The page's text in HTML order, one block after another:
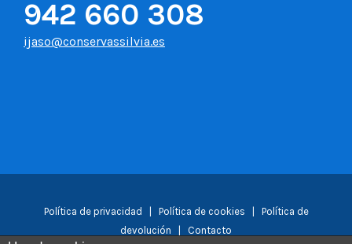
942 660 308
ijaso@conservassilvia.es
Política de privacidad Política de cookies
Política de
devolución
Contacto